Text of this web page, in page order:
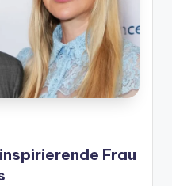
Frau